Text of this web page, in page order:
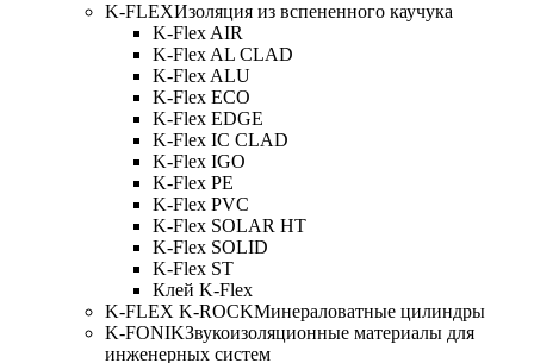
K-FLEXИзоляция из вспененного каучука
K-Flex AIR
K-Flex AL CLAD
K-Flex ALU
K-Flex ECO
K-Flex EDGE
K-Flex IC CLAD
K-Flex IGO
K-Flex PE
K-Flex PVC
K-Flex SOLAR HT
K-Flex SOLID
K-Flex ST
Клей K-Flex
K-FLEX K-ROCKМинераловатные цилиндры
K-FONIKЗвукоизоляционные материалы для
инженерных систем